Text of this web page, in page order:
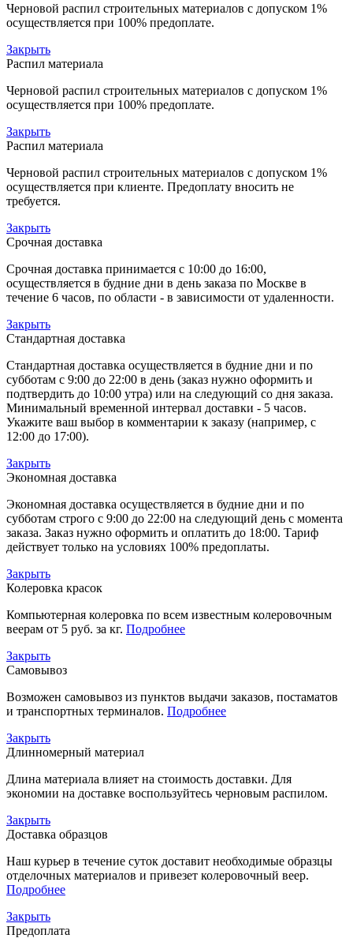
Черновой распил строительных материалов с допуском 1%
осуществляется при 100% предоплате.
Закрыть
Распил материала
Черновой распил строительных материалов с допуском 1%
осуществляется при 100% предоплате.
Закрыть
Распил материала
Черновой распил строительных материалов с допуском 1%
осуществляется при клиенте. Предоплату вносить не
требуется.
Закрыть
Срочная доставка
Срочная доставка принимается с 10:00 до 16:00,
осуществляется в будние дни в день заказа по Москве в
течение 6 часов, по области - в зависимости от удаленности.
Закрыть
Стандартная доставка
Стандартная доставка осуществляется в будние дни и по
субботам с 9:00 до 22:00 в день (заказ нужно оформить и
подтвердить до 10:00 утра) или на следующий со дня заказа.
Минимальный временной интервал доставки - 5 часов.
Укажите ваш выбор в комментарии к заказу (например, с
12:00 до 17:00).
Закрыть
Экономная доставка
Экономная доставка осуществляется в будние дни и по
субботам строго с 9:00 до 22:00 на следующий день с момента
заказа. Заказ нужно оформить и оплатить до 18:00. Тариф
действует только на условиях 100% предоплаты.
Закрыть
Колеровка красок
Компьютерная колеровка по всем известным колеровочным
веерам от 5 руб. за кг. Подробнее
Закрыть
Самовывоз
Возможен самовывоз из пунктов выдачи заказов, постаматов
и транспортных терминалов. Подробнее
Закрыть
Длинномерный материал
Длина материала влияет на стоимость доставки. Для
экономии на доставке воспользуйтесь черновым распилом.
Закрыть
Доставка образцов
Наш курьер в течение суток доставит необходимые образцы
отделочных материалов и привезет колеровочный веер.
Подробнее
Закрыть
Предоплата